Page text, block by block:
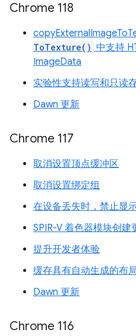
Chrome 118
ToTexture() 中支持
ImageData
实验性支持读写和只读
Dawn 更新
Chrome 117
取消设置顶点缓冲区
取消设置绑定组
在设备丢失时，禁止显
SPIR-V 着色器模块创建
提升开发者体验
缓存具有自动生成的布
Dawn 更新
Chrome 116